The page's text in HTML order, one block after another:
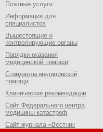
Платные услуги
Информация для
специалистов
Вышестоящие и
контролирующие органы
Порядки оказания
медицинской помощи
Стандарты медицинской
помощи
Клинические рекомендации
Сайт Федерального центра
медицины катастроф
Сайт журнала «Вестник